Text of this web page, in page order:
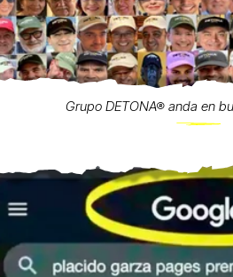
Grupo DETONA® anda en